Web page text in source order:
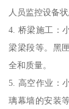
人员监控设备
4. 桥梁施工：
梁梁段等。黑
全和质量。
5. 高空作业：
璃幕墙的安装